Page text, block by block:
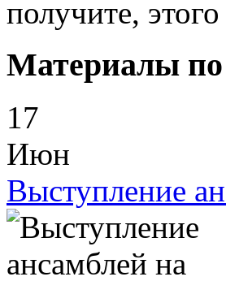
получите,
Материалы по
17
Июн
Выступление